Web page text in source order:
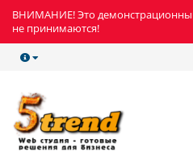
ВНИМАНИЕ! Это
не принимаются!